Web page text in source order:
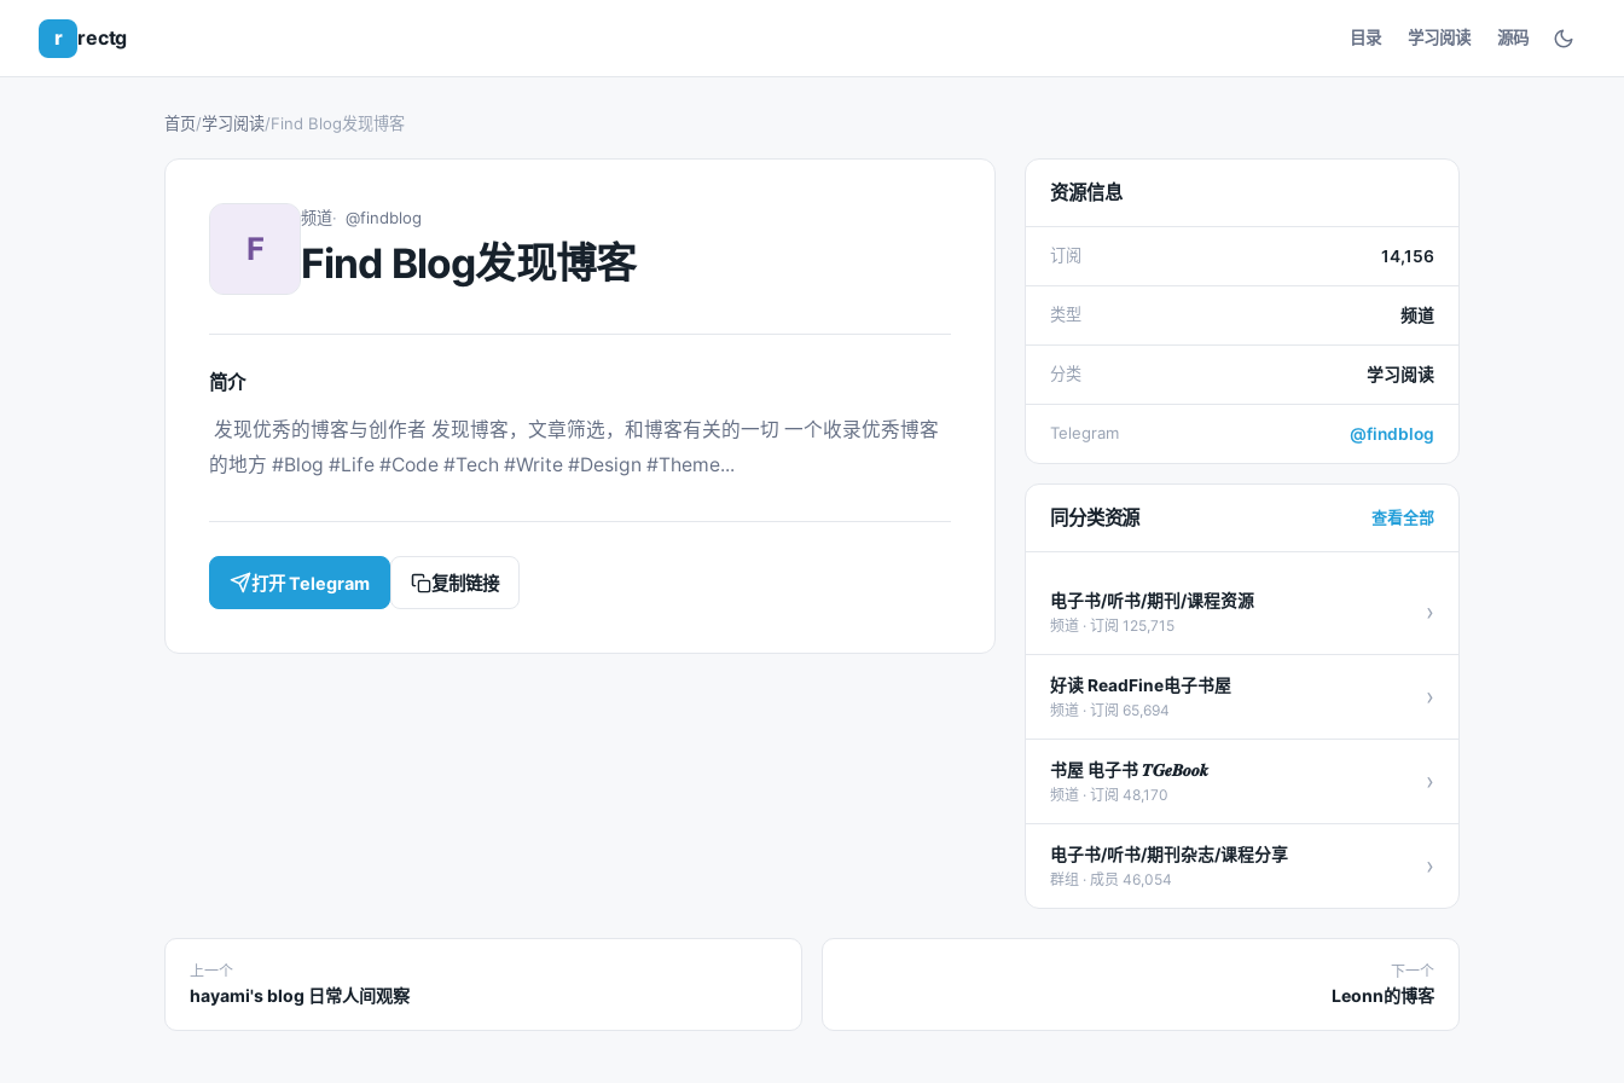
r rectg 目录 学习阅读 源码
首页/学习阅读/Find Blog发现博客
F
频道 @findblog
Find Blog发现博客
简介
的地方 #Blog #Life #Code #Tech #Write #Design #Theme...
打开 Telegram 复制链接
资源信息
订阅 14,156
类型 频道
分类 学习阅读
Telegram @findblog
同分类资源 查看全部
电子书/听书/期刊/课程资源
频道 · 订阅 125,715 ›
好读 ReadFine电子书屋
频道 · 订阅 65,694 ›
书屋 电子书 𝑻𝑮𝒆𝑩𝒐𝒐𝒌
频道 · 订阅 48,170 ›
电子书/听书/期刊杂志/课程分享
群组 · 成员 46,054 ›
上一个
hayami's blog 日常人间观察
下一个
Leonn的博客